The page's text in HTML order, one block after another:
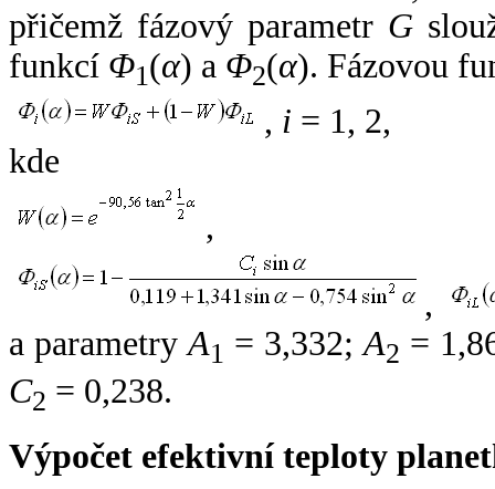
přičemž fázový parametr G
funkcí Φ1(α) a Φ2(α). Fázovou
, i = 1, 2,
kde
,
,
a parametryA1 = 3,332;A2 =
C2 = 0,238.
Výpočet efektivní teploty